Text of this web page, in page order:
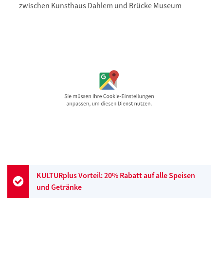
zwischen Kunsthaus Dahlem und Brücke Museum
KULTURplus Vorteil: 20% Rabatt auf alle Speisen
und Getränke